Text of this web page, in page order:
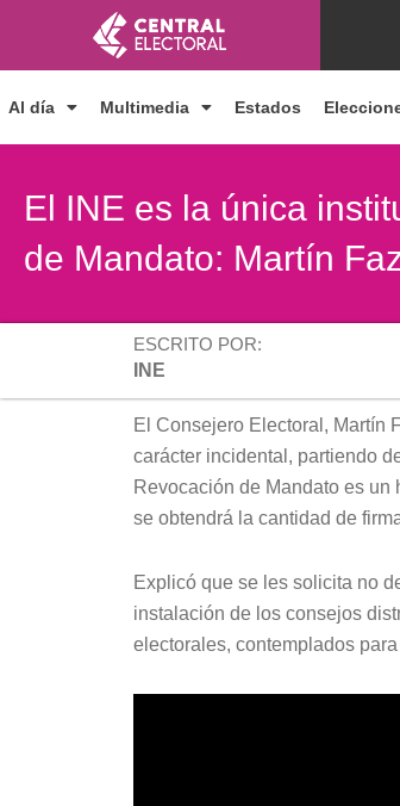
contenido
Al día Multimedia Estados
El INE es la única
de Mandato: Martín
ESCRITO POR:
INE
El Consejero Electoral, Martín
carácter incidental, partiendo
Revocación de Mandato es
se obtendrá la cantidad de
Explicó que se les solicita no
instalación de los consejos
electorales, contemplados